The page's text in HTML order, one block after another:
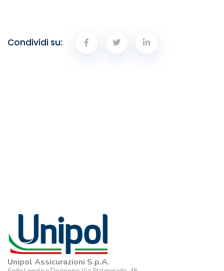
Condividi su:
Unipol Assicurazioni S.p.A.